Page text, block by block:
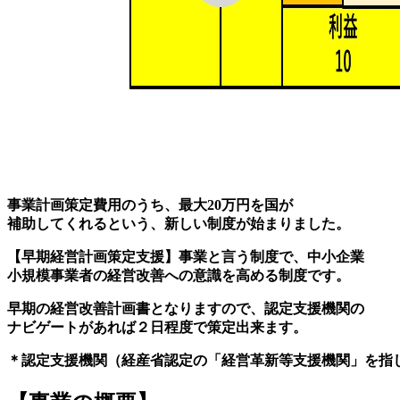
事業計画策定費用のうち、最大20万円を国が
補助してくれるという、 新しい制度が始まりました。
【早期経営計画策定支援】事業と言う制度で、中小企業
小規模事業者の経営改善への意識を高める制度です。
早期の経営改善計画書となりますので、認定支援機関の
ナビゲートがあれば２ 日程度で策定出来ます。
＊認定支援機関（経産省認定の「経営革新等支援機関」を指